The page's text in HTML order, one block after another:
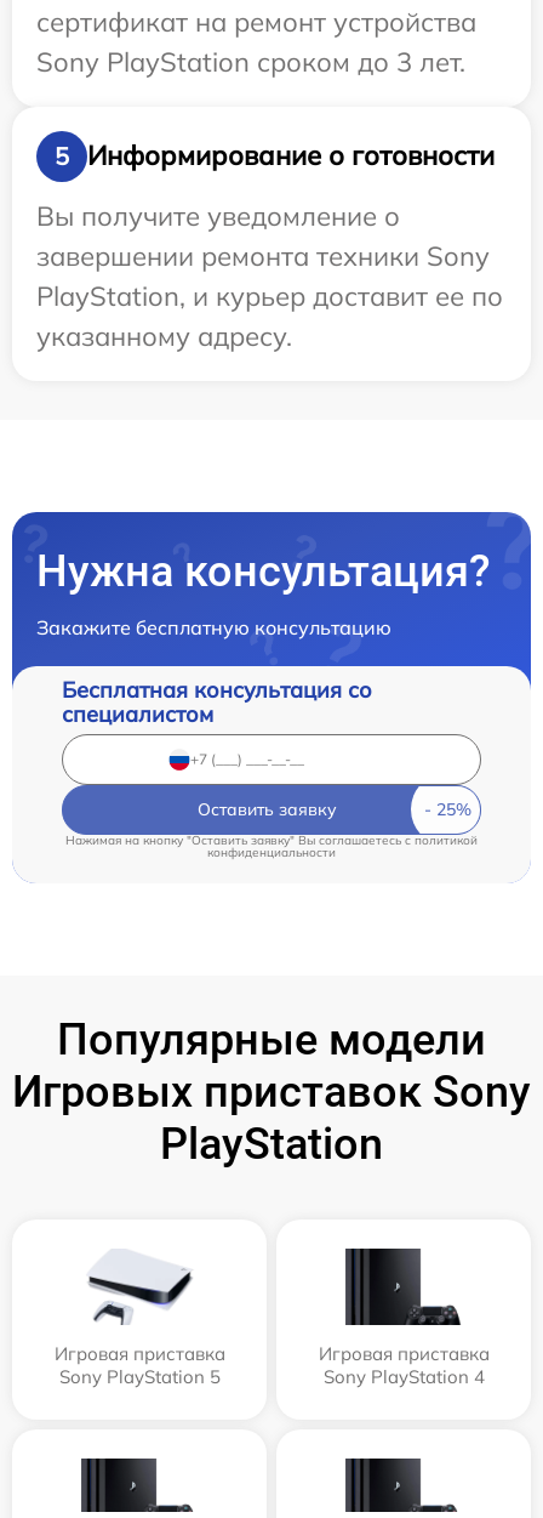
сертификат на ремонт устройства
Sony PlayStation сроком до 3 лет.
5
Информирование о готовности
Вы получите уведомление о
завершении ремонта техники Sony
PlayStation, и курьер доставит ее по
указанному адресу.
Нужна консультация?
Закажите бесплатную консультацию
Бесплатная консультация со
специалистом
Оставить заявку
Нажимая на кнопку "Оставить заявку" Вы соглашаетесь cполитикой
конфиденциальности
Популярные модели
Игровых приставок Sony
PlayStation
Игровая приставка
Sony PlayStation 5
Игровая приставка
Sony PlayStation 4